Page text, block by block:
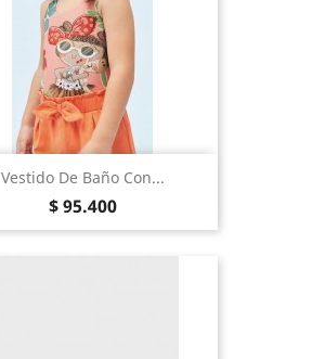
Vestido De Baño Con...
Precio
$ 95.400